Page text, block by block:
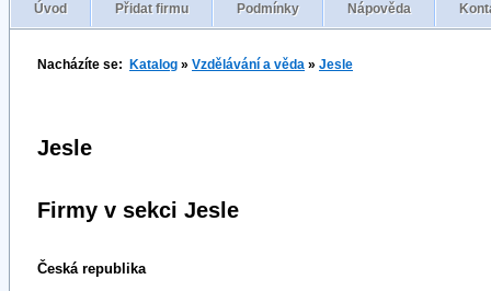
Úvod Přidat firmu Podmínky Nápověda
Nacházíte se: Katalog » Vzdělávání a věda » Jesle
Jesle
Firmy v sekci Jesle
Česká republika